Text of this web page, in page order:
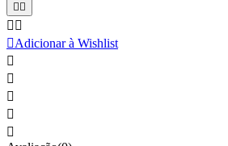
 
 
Adicionar à Wishlist




